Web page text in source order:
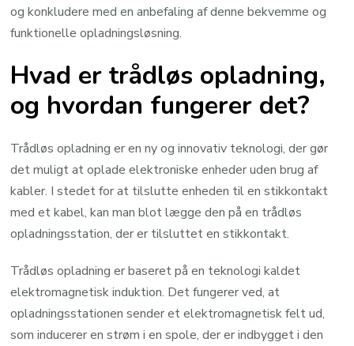
og konkludere med en anbefaling af denne bekvemme og
funktionelle opladningsløsning.
Hvad er trådløs opladning,
og hvordan fungerer det?
Trådløs opladning er en ny og innovativ teknologi, der gør
det muligt at oplade elektroniske enheder uden brug af
kabler. I stedet for at tilslutte enheden til en stikkontakt
med et kabel, kan man blot lægge den på en trådløs
opladningsstation, der er tilsluttet en stikkontakt.
Trådløs opladning er baseret på en teknologi kaldet
elektromagnetisk induktion. Det fungerer ved, at
opladningsstationen sender et elektromagnetisk felt ud,
som inducerer en strøm i en spole, der er indbygget i den